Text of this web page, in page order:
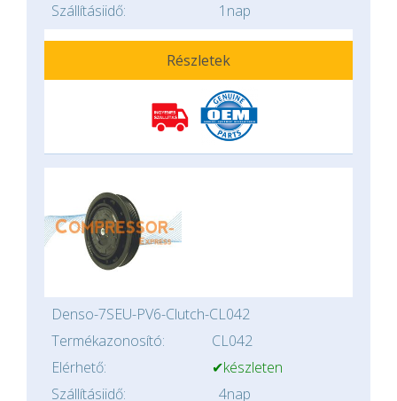
Szállításiidő:
1nap
Részletek
Denso-7SEU-PV6-Clutch-CL042
Termékazonosító:
CL042
Elérhető:
✔készleten
Szállításiidő:
4nap